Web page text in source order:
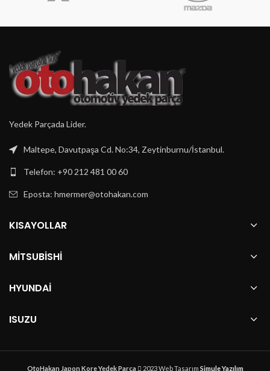
Yedek Parçada Lider.
Maltepe, Davutpaşa Cd. No:34, Zeytinburnu/İstanbul.
Telefon: +90 212 481 00 60
Eposta: hmermer@otohakan.com
KISAYOLLAR
MITSUBISHI
HYUNDAI
ISUZU
OtoHakan Japon Kore Yedek Parça 2023 Web Tasarım Simule Yazılım